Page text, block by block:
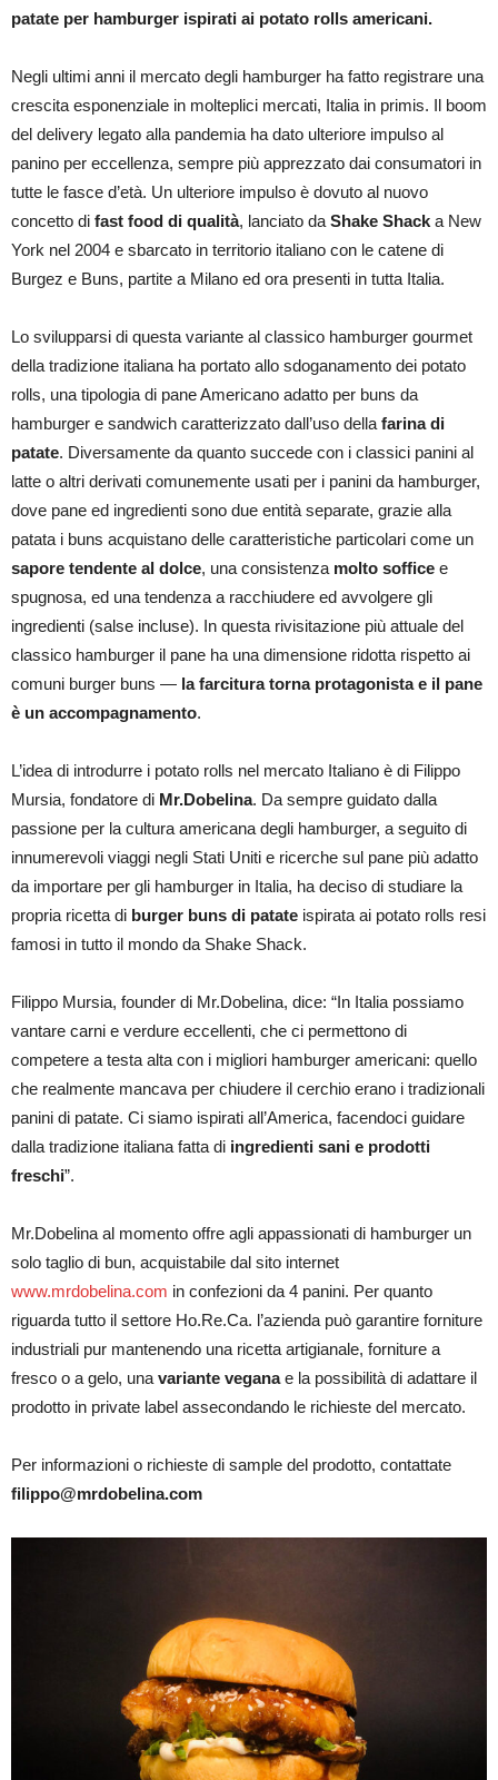
patate per hamburger ispirati ai potato rolls americani.
Negli ultimi anni il mercato degli hamburger ha fatto registrare una
crescita esponenziale in molteplici mercati, Italia in primis. Il boom
del delivery legato alla pandemia ha dato ulteriore impulso al
panino per eccellenza, sempre più apprezzato dai consumatori in
tutte le fasce d’età. Un ulteriore impulso è dovuto al nuovo
concetto di fast food di qualità, lanciato da Shake Shack a New
York nel 2004 e sbarcato in territorio italiano con le catene di
Burgez e Buns, partite a Milano ed ora presenti in tutta Italia.
Lo svilupparsi di questa variante al classico hamburger gourmet
della tradizione italiana ha portato allo sdoganamento dei potato
rolls, una tipologia di pane Americano adatto per buns da
hamburger e sandwich caratterizzato dall’uso della farina di
patate. Diversamente da quanto succede con i classici panini al
latte o altri derivati comunemente usati per i panini da hamburger,
dove pane ed ingredienti sono due entità separate, grazie alla
patata i buns acquistano delle caratteristiche particolari come un
sapore tendente al dolce, una consistenza molto soffice e
spugnosa, ed una tendenza a racchiudere ed avvolgere gli
ingredienti (salse incluse). In questa rivisitazione più attuale del
classico hamburger il pane ha una dimensione ridotta rispetto ai
comuni burger buns — la farcitura torna protagonista e il pane
è un accompagnamento.
L’idea di introdurre i potato rolls nel mercato Italiano è di Filippo
Mursia, fondatore di Mr.Dobelina. Da sempre guidato dalla
passione per la cultura americana degli hamburger, a seguito di
innumerevoli viaggi negli Stati Uniti e ricerche sul pane più adatto
da importare per gli hamburger in Italia, ha deciso di studiare la
propria ricetta di burger buns di patate ispirata ai potato rolls resi
famosi in tutto il mondo da Shake Shack.
Filippo Mursia, founder di Mr.Dobelina, dice: “In Italia possiamo
vantare carni e verdure eccellenti, che ci permettono di
competere a testa alta con i migliori hamburger americani: quello
che realmente mancava per chiudere il cerchio erano i tradizionali
panini di patate. Ci siamo ispirati all’America, facendoci guidare
dalla tradizione italiana fatta di ingredienti sani e prodotti
freschi”.
Mr.Dobelina al momento offre agli appassionati di hamburger un
solo taglio di bun, acquistabile dal sito internet
www.mrdobelina.com in confezioni da 4 panini. Per quanto
riguarda tutto il settore Ho.Re.Ca. l’azienda può garantire forniture
industriali pur mantenendo una ricetta artigianale, forniture a
fresco o a gelo, una variante veganae la possibilità di adattare il
prodotto in private label assecondando le richieste del mercato.
Per informazioni o richieste di sample del prodotto, contattate
filippo@mrdobelina.com